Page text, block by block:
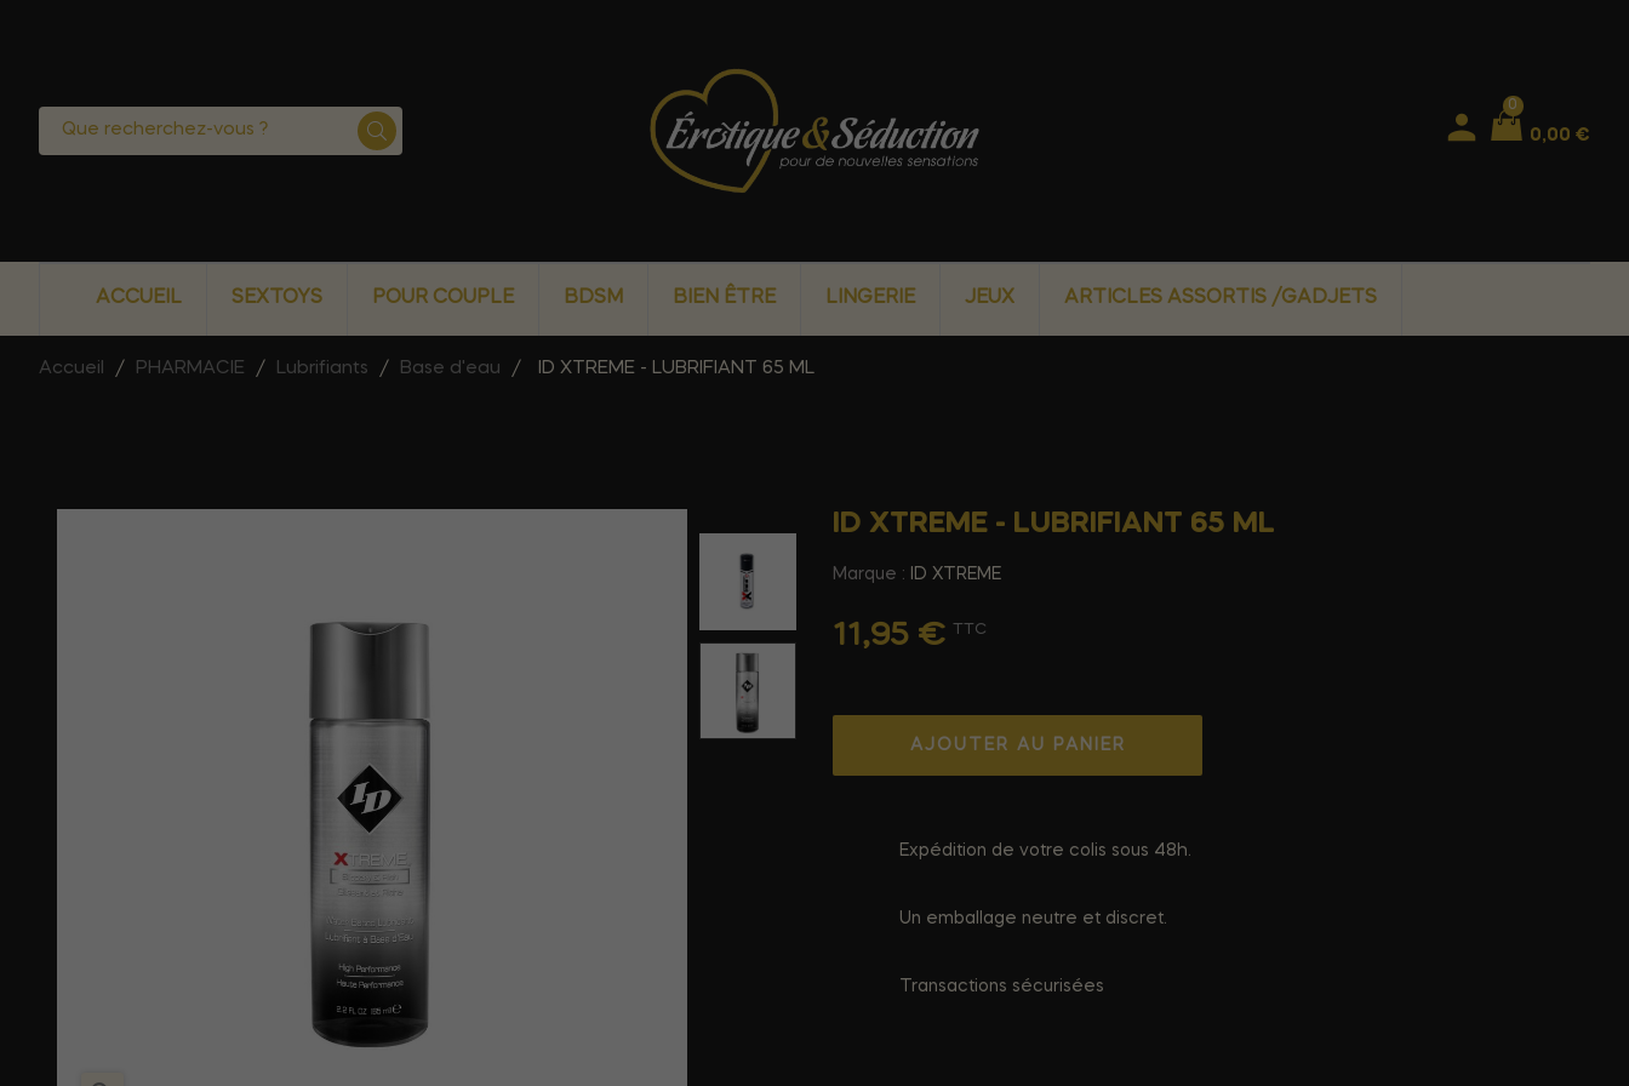
0
0,00 €
ACCUEIL SEXTOYS POUR COUPLE BDSM BIEN ÊTRE LINGERIE JEUX ARTICLES ASSORTIS /GADJETS
Accueil PHARMACIE Lubrifiants Base d'eau ID XTREME - LUBRIFIANT 65 ML
ID XTREME - LUBRIFIANT 65 ML
Marque : ID XTREME
11,95 € TTC
AJOUTER AU PANIER
Expédition de votre colis sous 48h.
Un emballage neutre et discret.
Transactions sécurisées